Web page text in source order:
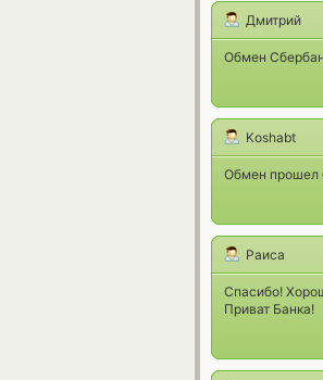
Дмитрий
Обмен
Koshabt
Обмен прошел
Раиса
Спасибо!
Приват Банка!